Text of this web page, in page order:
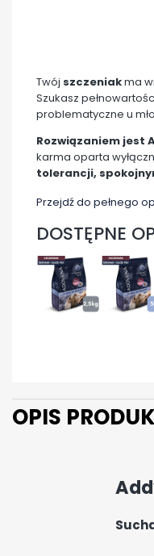
Twój szczeniakma
Szukasz
problematyczne u
Rozwiązaniem jest
karma oparta
tolerancji,
Przejdź do pełnego
DOSTĘPNE
OPIS